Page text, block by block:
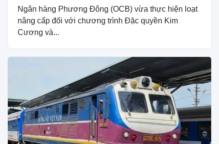
Ngân hàng Phương Đông (OCB) vừa thực hiện loạt
nâng cấp đối với chương trình Đặc quyền Kim
Cương và...